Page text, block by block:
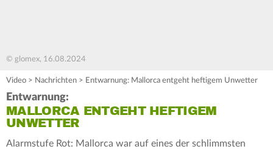
© glomex, 16.08.2024
Video > Nachrichten > Entwarnung: Mallorca entgeht heftigem Unwetter
Entwarnung:
MALLORCA ENTGEHT HEFTIGEM
UNWETTER
Alarmstufe Rot: Mallorca war auf eines der schlimmsten